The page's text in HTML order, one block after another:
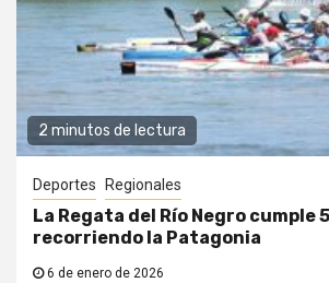
2 minutos de lectura
Deportes Regionales
La Regata del Río Negro cumple
recorriendo la Patagonia
6 de enero de 2026